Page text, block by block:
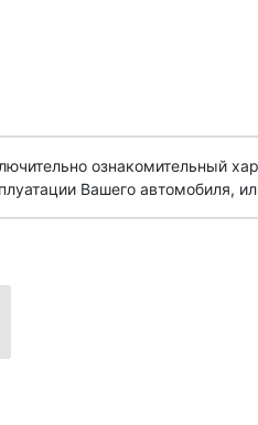
ознакомительный
Вашего автомобиля,